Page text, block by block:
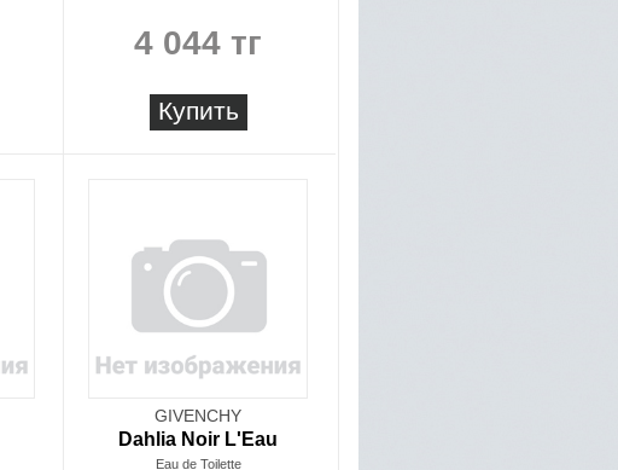
4 044 тг
Купить
GIVENCHY
Dahlia Noir L'Eau
Eau de Toilette